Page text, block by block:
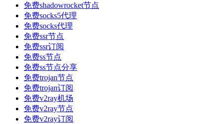
免费shadowrocket节点
免费socks5代理
免费socks代理
免费ssr节点
免费ssr订阅
免费ss节点
免费ss节点分享
免费trojan节点
免费trojan订阅
免费v2ray机场
免费v2ray节点
免费v2ray订阅